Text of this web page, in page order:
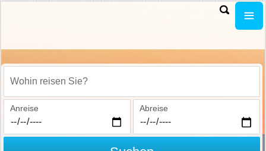
Wohin reisen Sie?
Anreise Abreise